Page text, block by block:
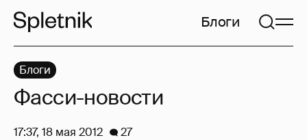
Блоги
Блоги
Фасси-новости
17:37, 18 мая 2012
27